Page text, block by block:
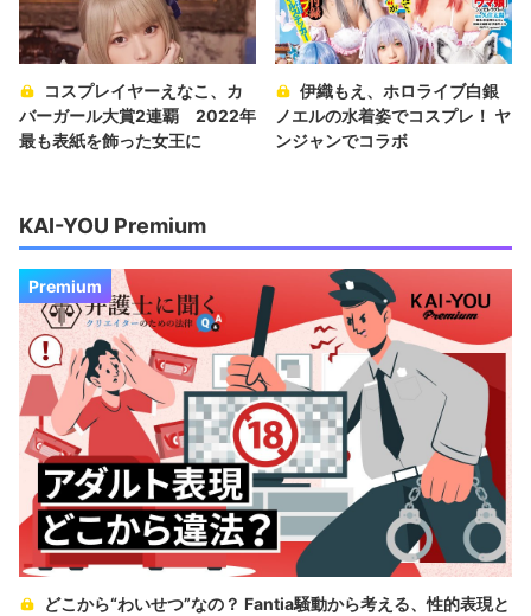
コスプレイヤーえなこ、カ
バーガール大賞2連覇 2022年
最も表紙を飾った女王に
伊織もえ、ホロライブ白銀
ノエルの水着姿でコスプレ！ ヤ
ンジャンでコラボ
KAI-YOU Premium
Premium
どこから“わいせつ”なの？ Fantia騒動から考える、性的表現と